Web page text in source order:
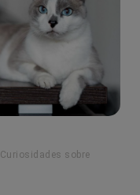
Curiosidades sobre